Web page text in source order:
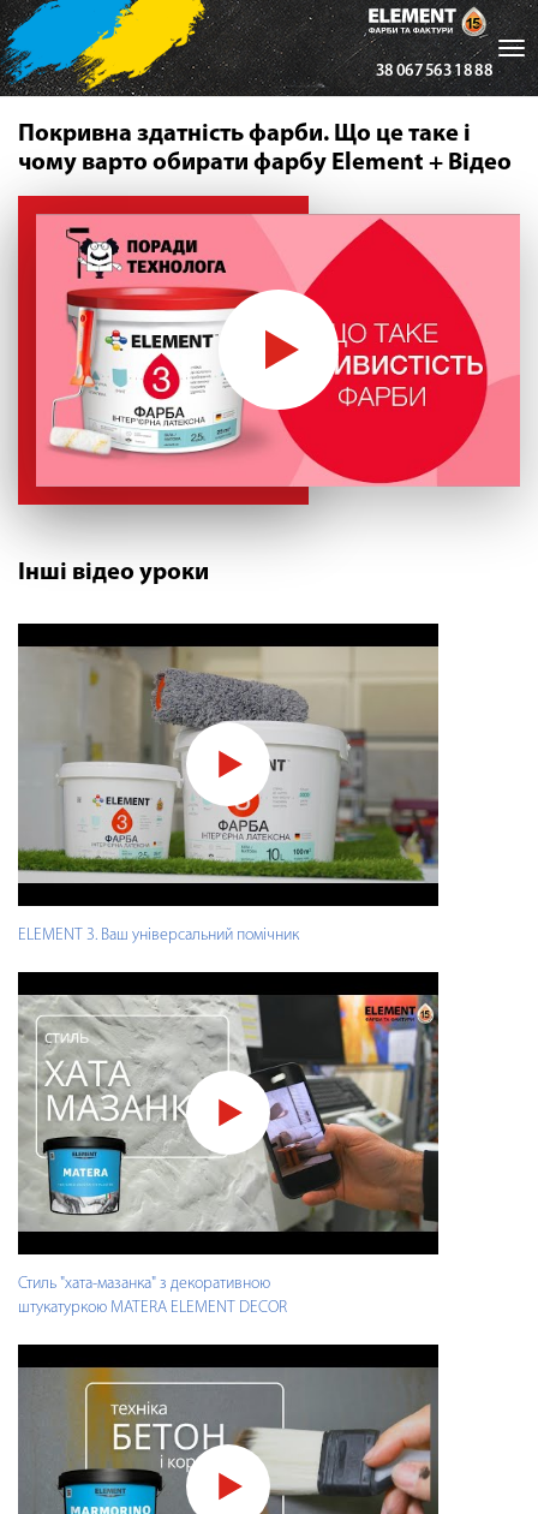
38 067 563 18 88
Покривна здатність фарби. Що це таке і
чому варто обирати фарбу Element + Відео
Інші відео уроки
ELEMENT 3. Ваш універсальний помічник
Стиль "хата-мазанка" з декоративною
штукатуркою MATERA ELEMENT DECOR